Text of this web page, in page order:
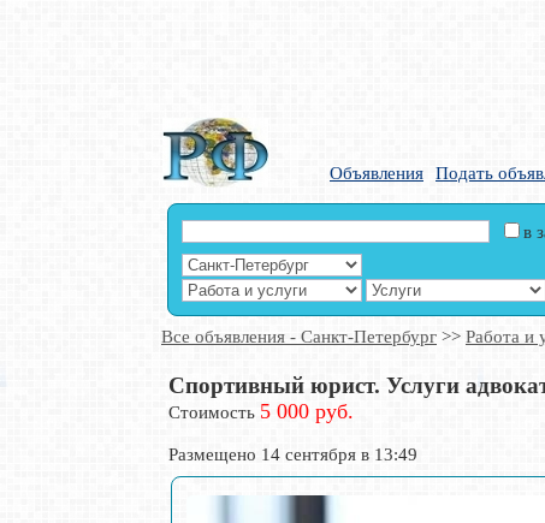
Объявления Подать
в
Все объявления - Санкт-Петербург >> Работа и
Спортивный юрист. Услуги
Стоимость 5 000 руб.
Размещено 14 сентября в 13:49